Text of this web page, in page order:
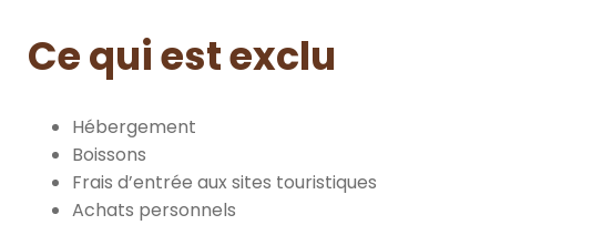
Ce qui est exclu
Hébergement
Boissons
Frais d’entrée aux sites touristiques
Achats personnels